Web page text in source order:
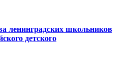
ленинградских школьников
детского